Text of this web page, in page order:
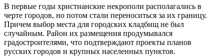
В первые годы христианские некрополи располагались в
черте городов, но потом стали переноситься за их границу.
Причем выбор места для городских кладбищ не был
случайным. Район их размещения продумывался
градостроителями, что подтверждают проекты планов
русских городов и крупных населенных пунктов.